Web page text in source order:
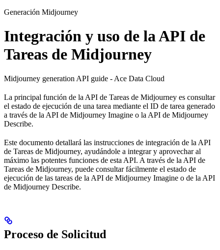
Generación Midjourney
Integración y uso de la API de
Tareas de Midjourney
Midjourney generation API guide - Ace Data Cloud
La principal función de la API de Tareas de Midjourney es consultar
el estado de ejecución de una tarea mediante el ID de tarea generado
a través de la API de Midjourney Imagine o la API de Midjourney
Describe.
Este documento detallará las instrucciones de integración de la API
de Tareas de Midjourney, ayudándole a integrar y aprovechar al
máximo las potentes funciones de esta API. A través de la API de
Tareas de Midjourney, puede consultar fácilmente el estado de
ejecución de las tareas de la API de Midjourney Imagine o de la API
de Midjourney Describe.
Proceso de Solicitud